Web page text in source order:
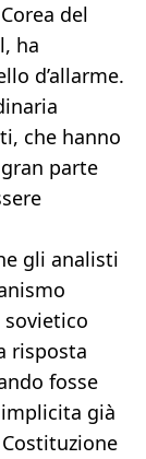
del
ha
d’allarme.
che hanno
parte
gli analisti
risposta
fosse
già